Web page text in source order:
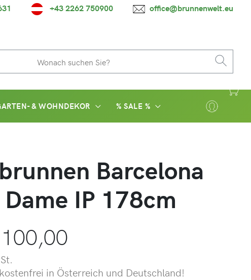
+43 2262 750900 office@brunnenwelt.eu
& WOHNDEKOR % SALE %
Barcelona
IP 178cm
in Österreich und Deutschland!